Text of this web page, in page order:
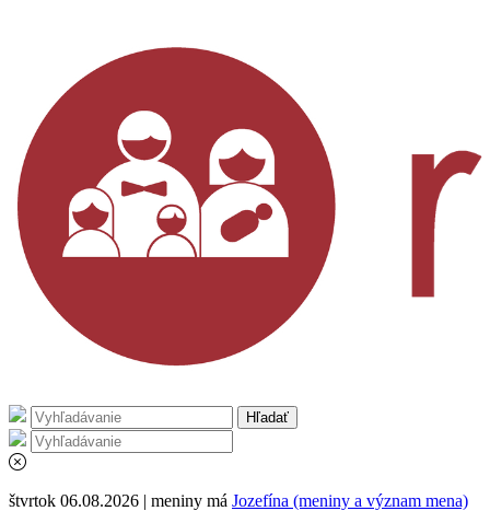
štvrtok 06.08.2026 | meniny má Jozefína (meniny a význam mena)